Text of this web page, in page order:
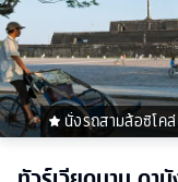
นั่งรถสามล้อซิโค